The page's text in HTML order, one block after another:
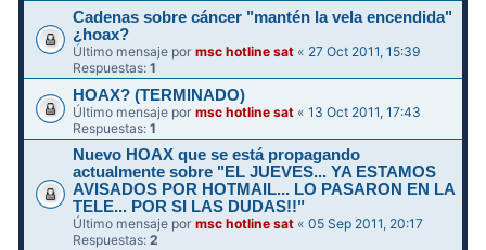
Cadenas sobre cáncer "mantén la vela encendida"
¿hoax?
Último mensaje pormsc hotline sat « 27 Oct 2011, 15:39
Respuestas:1
HOAX? (TERMINADO)
Último mensaje pormsc hotline sat «13 Oct 2011, 17:43
Respuestas:1
Nuevo HOAX que se está propagando
actualmente sobre "EL JUEVES... YA ESTAMOS
AVISADOS POR HOTMAIL... LO PASARON EN LA
TELE... POR SI LAS DUDAS!!"
Último mensaje pormsc hotline sat «05 Sep 2011, 20:17
Respuestas:2